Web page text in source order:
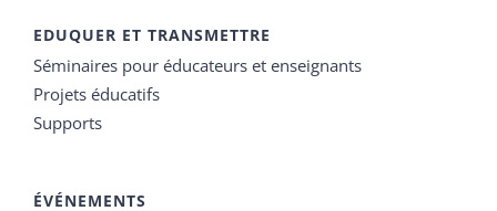
EDUQUER ET TRANSMETTRE
Séminaires pour éducateurs et enseignants
Projets éducatifs
Supports
ÉVÉNEMENTS